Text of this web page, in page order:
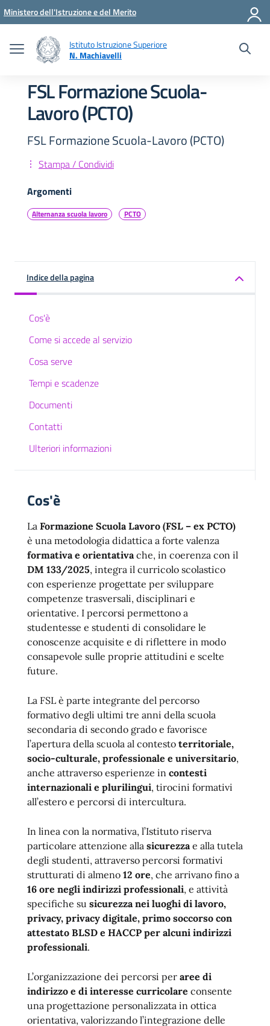
Vai ai contenuti
Vai al menu di navigazione
Vai al footer
Ministero dell'Istruzione e del Merito
Istituto Istruzione Superiore
N. Machiavelli
FSL Formazione Scuola-
Lavoro (PCTO)
FSL Formazione Scuola-Lavoro (PCTO)
Stampa / Condividi
Argomenti
Alternanza scuola lavoro PCTO
Indice della pagina
Cos'è
Come si accede al servizio
Cosa serve
Tempi e scadenze
Documenti
Contatti
Ulteriori informazioni
Cos'è
La Formazione Scuola Lavoro (FSL – ex PCTO)
è una metodologia didattica a forte valenza
formativa e orientativache, in coerenza con il
DM 133/2025, integra il curricolo scolastico
con esperienze progettate per sviluppare
competenze trasversali, disciplinari e
orientative. I percorsi permettono a
studentesse e studenti di consolidare le
conoscenze acquisite e di riflettere in modo
consapevole sulle proprie attitudini e scelte
future.
La FSL è parte integrante del percorso
formativo degli ultimi tre anni della scuola
secondaria di secondo grado e favorisce
l’apertura della scuola al contesto territoriale,
socio-culturale, professionale e universitario,
anche attraverso esperienze in contesti
internazionali e plurilingui, tirocini formativi
all’estero e percorsi di intercultura.
In linea con la normativa, l’Istituto riserva
particolare attenzione alla sicurezzae alla tutela
degli studenti, attraverso percorsi formativi
strutturati di almeno 12 ore, che arrivano fino a
16 ore negli indirizzi professionali, e attività
specifiche su sicurezza nei luoghi di lavoro,
privacy, privacy digitale, primo soccorso con
attestato BLSD e HACCP per alcuni indirizzi
professionali.
L’organizzazione dei percorsi per aree di
indirizzo e di interesse curricolare consente
una progettazione personalizzata in ottica
orientativa, valorizzando l’integrazione delle